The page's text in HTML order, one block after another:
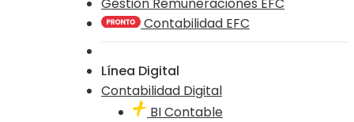
Contabilidad EFC
Línea Digital
Contabilidad Digital
BI Contable